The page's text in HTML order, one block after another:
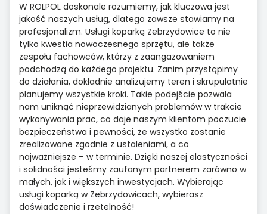
W ROLPOL doskonale rozumiemy, jak kluczowa jest
jakość naszych usług, dlatego zawsze stawiamy na
profesjonalizm. Usługi koparką Zebrzydowice to nie
tylko kwestia nowoczesnego sprzętu, ale także
zespołu fachowców, którzy z zaangażowaniem
podchodzą do każdego projektu. Zanim przystąpimy
do działania, dokładnie analizujemy teren i skrupulatnie
planujemy wszystkie kroki. Takie podejście pozwala
nam uniknąć nieprzewidzianych problemów w trakcie
wykonywania prac, co daje naszym klientom poczucie
bezpieczeństwa i pewności, że wszystko zostanie
zrealizowane zgodnie z ustaleniami, a co
najważniejsze – w terminie. Dzięki naszej elastyczności
i solidności jesteśmy zaufanym partnerem zarówno w
małych, jak i większych inwestycjach. Wybierając
usługi koparką w Zebrzydowicach, wybierasz
doświadczenie i rzetelność!